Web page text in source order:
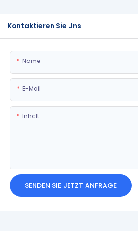
Kontaktieren Sie Uns
Name
E-Mail
Inhalt
SENDEN SIE JETZT ANFRAGE